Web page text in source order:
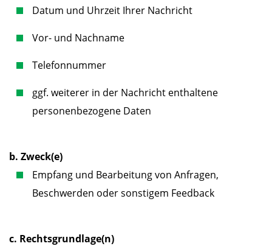
Datum und Uhrzeit Ihrer Nachricht
Vor- und Nachname
Telefonnummer
ggf. weiterer in der Nachricht enthaltene
personenbezogene Daten
b. Zweck(e)
Empfang und Bearbeitung von Anfragen,
Beschwerden oder sonstigem Feedback
c. Rechtsgrundlage(n)